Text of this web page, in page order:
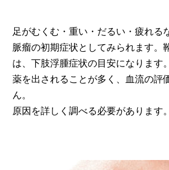
足がむくむ・重い・だるい・疲れる
脈瘤の初期症状としてみられます。
は、下肢浮腫症状の目安になります。
薬を出されることが多く、血流の評
ん。
原因を詳しく調べる必要があります。